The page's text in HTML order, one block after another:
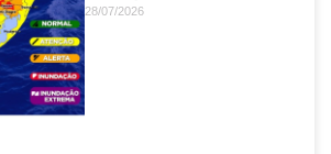
28/07/2026